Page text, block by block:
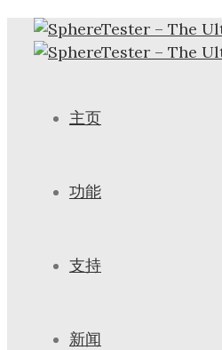
主页
功能
支持
新闻